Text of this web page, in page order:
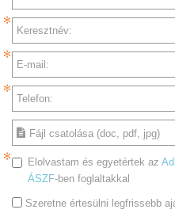
Keresztnév:
E-mail:
Telefon:
Fájl csatolása (doc, pdf, jpg)
Elolvastam és egyetértek az
ÁSZF-ben foglaltakkal
Szeretne értesülni legfrissebb